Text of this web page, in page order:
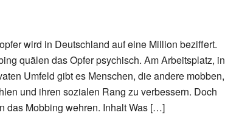
wird in Deutschland auf eine Million beziffert.
quälen das Opfer psychisch. Am Arbeitsplatz, in
Umfeld gibt es Menschen, die andere mobben,
und ihren sozialen Rang zu verbessern. Doch
das Mobbing wehren. Inhalt Was […]